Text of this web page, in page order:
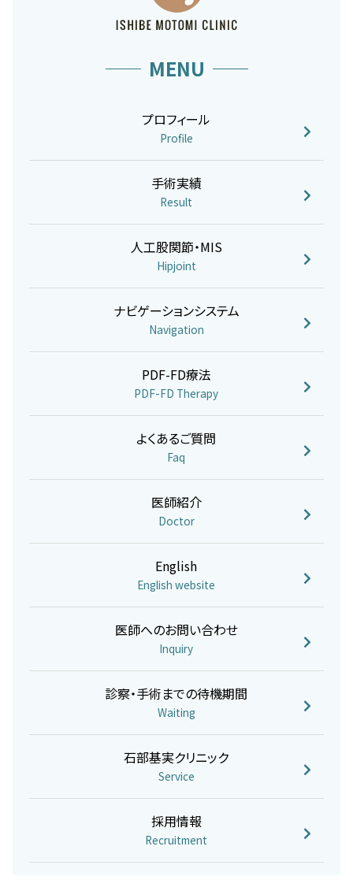
MENU
プロフィール
Profile
手術実績
Result
人工股関節・MIS
Hipjoint
ナビゲーションシステム
Navigation
PDF-FD療法
PDF-FD Therapy
よくあるご質問
Faq
医師紹介
Doctor
English
English website
医師へのお問い合わせ
Inquiry
診察・手術までの待機期間
Waiting
石部基実クリニック
Service
採用情報
Recruitment